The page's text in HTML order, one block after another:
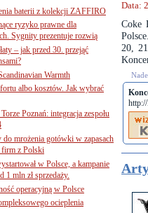
Data:
Coke
20,
baterii z kolekcji ZAFFIRO
ryzyko prawne dla
Sygnity prezentuje rozwią
– jak przed 30. przejąć
Warmth
albo kosztów. Jak wybrać
Poznań: integracja zespołu
mrożenia gotówki w zapasach
firm z Polski
w Polsce, a kampanie
1 mln zł sprzedaży.
operacyjną w Polsce
ocieplenia